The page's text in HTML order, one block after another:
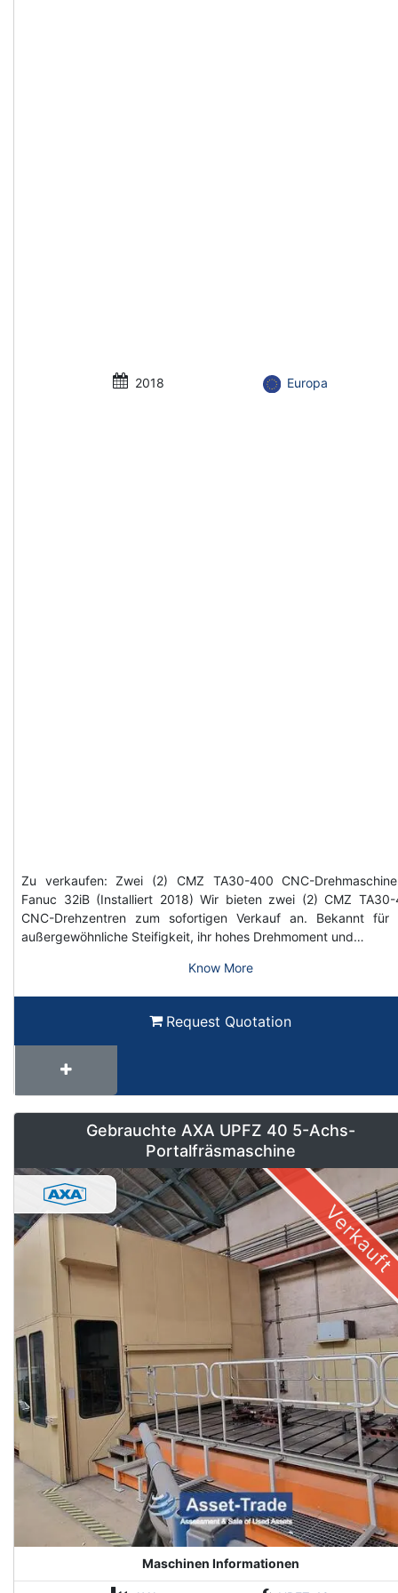
2018 Europa
Zu verkaufen: Zwei (2) CMZ TA30-400 CNC-
Fanuc 32iB (Installiert 2018) Wir bieten zwei (2) CMZ
CNC-Drehzentren zum sofortigen Verkauf an. Bekannt für
außergewöhnliche Steifigkeit, ihr hohes Drehmoment und…
Know More
Request Quotation
Gebrauchte AXA UPFZ 40 5-Achs-
Portalfräsmaschine
Verkauft
Maschinen Informationen